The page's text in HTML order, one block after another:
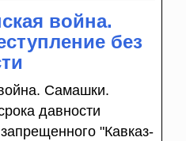
война.
без
Самашки.
давности
"Кавказ-